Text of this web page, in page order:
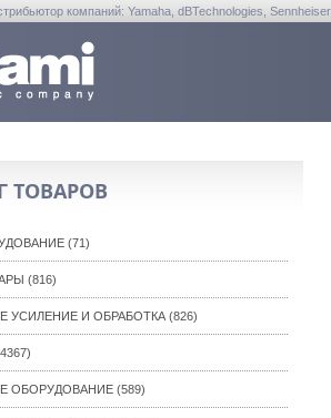
компаний: Yamaha, dBTechnologies,
ТОВАРОВ
(71)
(816)
УСИЛЕНИЕ И ОБРАБОТКА (826)
ОБОРУДОВАНИЕ (589)